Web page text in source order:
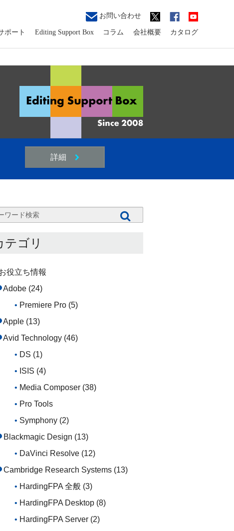
お問い合わせ
ポート Editing Support Box コラム 会社概要 カタログ
詳細
テゴリ
役立ち情報
Adobe (24)
Premiere Pro (5)
Apple (13)
Avid Technology (46)
DS (1)
ISIS (4)
Media Composer (38)
Pro Tools
Symphony (2)
Blackmagic Design (13)
DaVinci Resolve (12)
Cambridge Research Systems (13)
HardingFPA 全般 (3)
HardingFPA Desktop (8)
HardingFPA Server (2)